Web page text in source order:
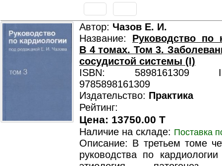
Автор: Чазов Е. И.
Название: Руководство по
В 4 томах. Том 3.
сосудистой системы (I)
ISBN: 5898161309
9785898161309
Издательство: Практика
Рейтинг:
Цена: 13750.00 T
Наличие на складе: Поставка
Описание: В третьем томе
руководства по